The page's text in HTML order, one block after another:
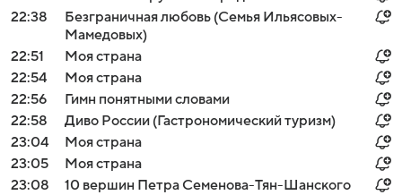
22:38
Безграничная любовь (Семья Ильясовых-
Мамедовых)
22:51
Моя страна
22:54
Моя страна
22:56
Гимн понятными словами
22:58
Диво России (Гастрономический туризм)
23:04
Моя страна
23:05
Моя страна
23:08
10 вершин Петра Семенова-Тян-Шанского